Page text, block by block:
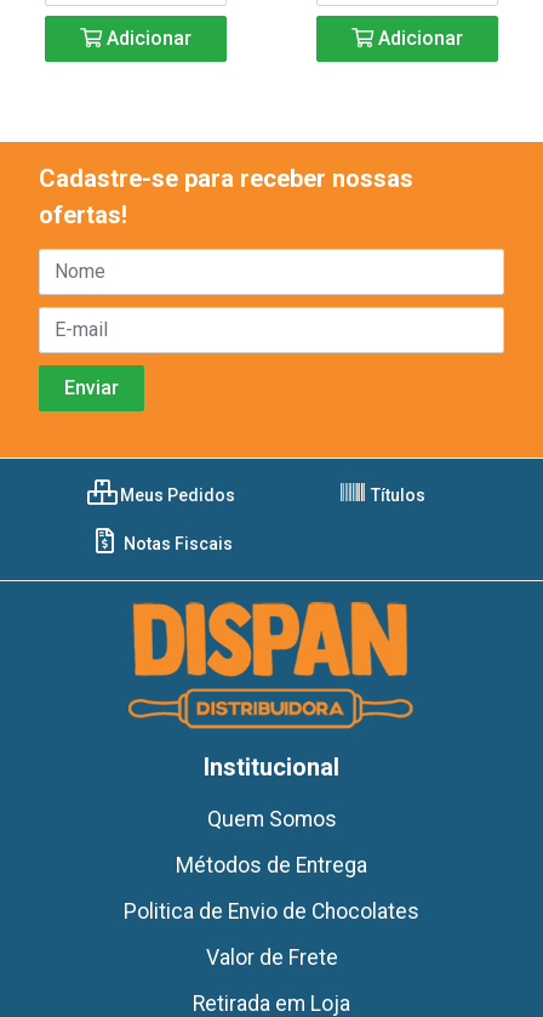
Adicionar Adicionar
Cadastre-se para receber nossas
ofertas!
Meus Pedidos Títulos
Notas Fiscais
Institucional
Quem Somos
Métodos de Entrega
Politica de Envio de Chocolates
Valor de Frete
Retirada em Loja